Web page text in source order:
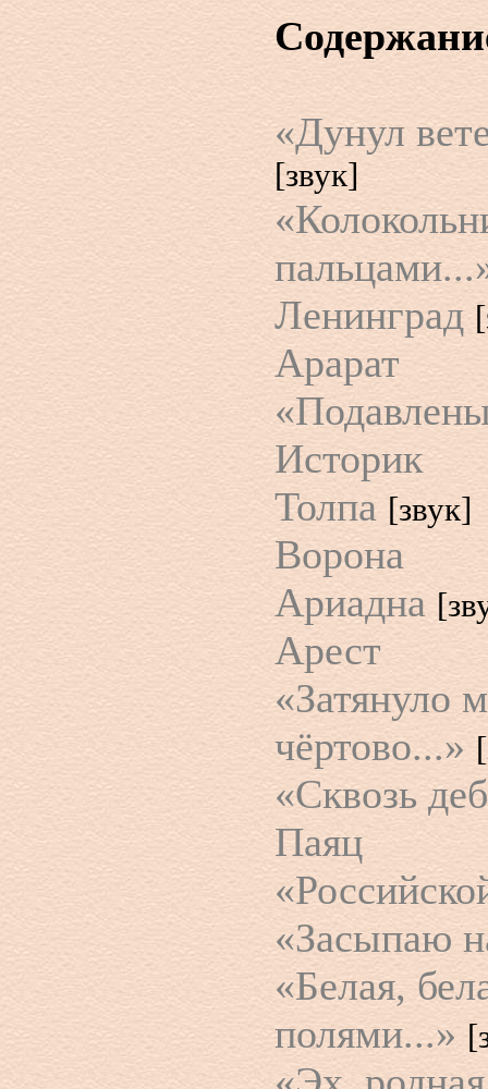
«Дунул
[звук]
Ленинград
Арарат
Историк
Толпа [звук]
Ворона
Ариадна
Арест
«Затянуло
чёртово...»
«Сквозь
Паяц
«Засыпаю
«Белая,
полями...»